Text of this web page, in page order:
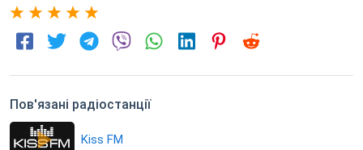
Пов'язані радіостанції
Kiss FM